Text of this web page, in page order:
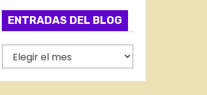
o
í
a
ENTRADAS DEL BLOG
N
T